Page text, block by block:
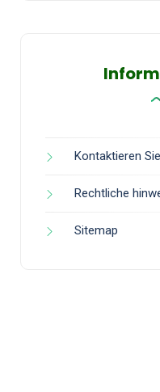
Kontaktieren
Rechtliche
Sitemap